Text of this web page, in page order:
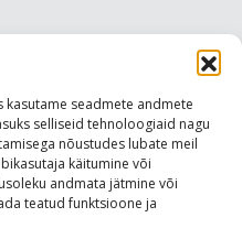
kasutame seadmete andmete
selliseid tehnoloogiaid nagu
nõustudes lubate meil
käitumine või
andmata jätmine või
teatud funktsioone ja